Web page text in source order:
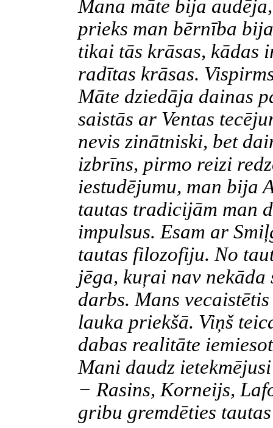
Mana māte bija
prieks man bērnība
tikai tās krāsas, kādas
radītas krāsas.
Māte dziedāja dainas
saistās ar Ventas
nevis zinātniski, bet
izbrīns, pirmo reizi
iestudējumu, man bija
tautas tradicijām man
impulsus. Esam ar
tautas filozofiju. No
jēga, kuŗai nav
darbs. Mans vecaistētis
lauka priekšā. Viņš
dabas realitāte
Mani daudz
− Rasins, Korneijs,
gribu gremdēties